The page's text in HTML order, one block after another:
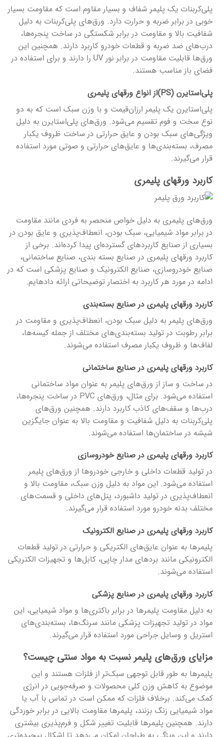
پلی‌کربنات یک پلیمر شفاف و بسیار مقاوم است که مقاومت بسیار
خوبی در برابر ضربه و حرارت دارد. ورق‌های پلی‌کربنات به دلیل
شفافیت بالا و مقاومت در برابر شکستگی در ساخت پنجره‌ها،
درب‌های ضد ضربه و قطعات خودرو کاربرد دارند. همچنین این
ورق‌ها قابلیت مقاومت در برابر نور UV را دارند و برای استفاده در
فضای باز مناسب هستند.
پلی‌استایرن (PS)از انواع ورق­های پلیمری
پلی‌استایرن یک پلیمر ارزان‌قیمت و با وزن سبک است که به دو
نوع سخت و فوم تقسیم می‌شود. ورق‌های پلی‌استایرن به دلیل
ویژگی‌های سبک بودن و عایق حرارتی در ساخت ظروف یکبار
مصرف، بسته‌بندی‌ها و عایق‌های حرارتی و صوتی مورد استفاده
قرار می‌گیرند.
کاربرد ورق­های پلیمری
ورق‌های پلیمری به دلیل خواص منحصر به فردی مانند مقاومت
در برابر مواد شیمیایی، سبک بودن، انعطاف‌پذیری و عایق بودن در
بسیاری از صنایع کاربردهای گسترده‌ای پیدا کرده‌اند. برخی از
کاربرد ورق­های پلیمری در صنایع بسته بندی، صنایع ساختمانی،
صنایع خودروسازی، صنایع الکترونیک و صنایع پزشکی است که در
ادامه در مورد هر کاربرد به اختصار توضیحاتی ارائه داده­ایم.
کاربرد ورق­های پلیمری در صنایع بسته‌بندی
ورق‌های پلیمر به دلیل سبک بودن، انعطاف‌پذیری و مقاومت در
برابر رطوبت در تولید بسته‌بندی‌های مختلف از جمله کیسه‌ها،
لفاف‌ها و ظروف یکبار مصرف استفاده می‌شوند.
کاربرد ورق­های پلیمری در صنایع ساختمانی
در ساخت و ساز از ورق‌های پلیمر به عنوان مواد ساختمانی
استفاده می‌شود. برای مثال، ورق‌های PVC در ساخت پنجره‌ها،
درب‌ها و سقف‌های کاذب کاربرد دارند. همچنین ورق‌های
پلی‌کربنات به دلیل شفافیت و مقاومت بالا به عنوان جایگزین
شیشه در ساختمان‌ها استفاده می‌شوند.
کاربرد ورق­های پلیمری در صنایع خودروسازی
در تولید قطعات داخلی و خارجی خودروها از ورق‌های پلیمر
استفاده می‌شود. این مواد به دلیل وزن سبک، مقاومت بالا و
انعطاف‌پذیری در تولید داشبورد، پنل‌های داخلی و قسمت‌های
مختلف بدنه خودرو مورد استفاده قرار می‌گیرند.
کاربرد ورق­های پلیمری در صنایع الکترونیک
پلیمرها به عنوان عایق‌های الکتریکی و حرارتی در تولید قطعات
الکترونیکی مانند بردهای مدار چاپی، کابل‌ها و تجهیزات الکتریکی
استفاده می‌شوند.
کاربرد ورق­های پلیمری در صنایع پزشکی
به دلیل مقاومت پلیمرها در برابر باکتری‌ها و مواد شیمیایی، این
مواد در تولید تجهیزات پزشکی مانند سرنگ‌ها، بسته‌بندی‌های
استریل و وسایل جراحی مورد استفاده قرار می‌گیرند.
مزایای ورق‌های پلیمر نسبت به مواد سنتی چیست؟
پلیمرها به طور قابل توجهی سبک‌تر از فلزات هستند و این
موضوع به کاهش وزن کلی محصولات و صرفه‌جویی در انرژی
کمک می‌کند. برخلاف فلزات که ممکن است در تماس با آب یا
مواد شیمیایی زنگ بزنند، پلیمرها مقاومت بالایی در برابر خوردگی
دارند. همچنین پلیمرها قابلیت تغییر شکل و فرم‌پذیری بیشتری